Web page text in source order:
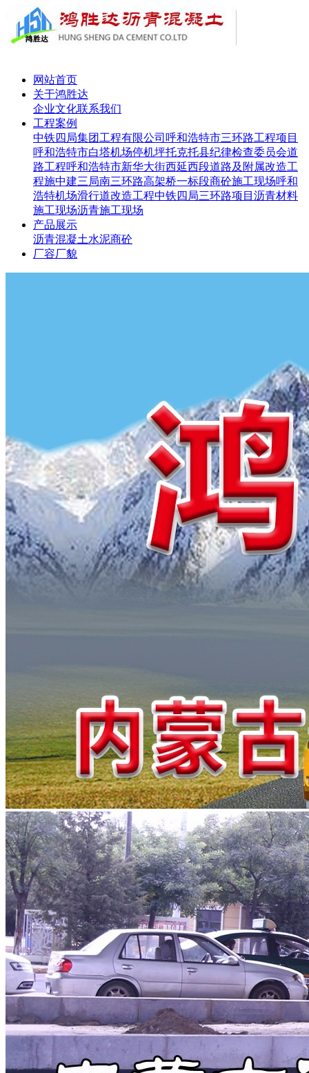
网站首页
关于鸿胜达
企业文化联系我们
工程案例
中铁四局集团工程有限公司呼和浩特市三环路工程项目
呼和浩特市白塔机场停机坪托克托县纪律检查委员会道
路工程呼和浩特市新华大街西延西段道路及附属改造工
程施中建三局南三环路高架桥一标段商砼施工现场呼和
浩特机场滑行道改造工程中铁四局三环路项目 沥青材料
施工现场沥青施工现场
产品展示
沥青混凝土水泥商砼
厂容厂貌